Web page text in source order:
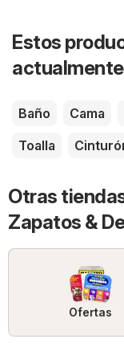
Estos
Baño Cama
Toalla
Otras
Zapatos &
Ofertas